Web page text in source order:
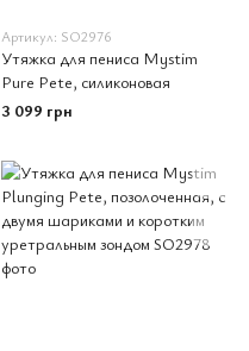
Артикул: SO2976
Утяжка для пениса Mystim
Pure Pete, силиконовая
3 099 грн